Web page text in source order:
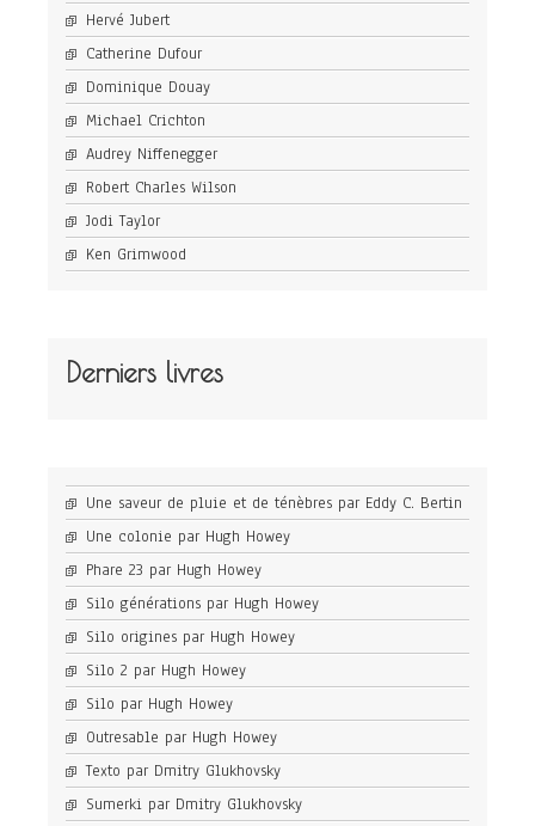
Hervé Jubert
Catherine Dufour
Dominique Douay
Michael Crichton
Audrey Niffenegger
Robert Charles Wilson
Jodi Taylor
Ken Grimwood
Derniers livres
Une saveur de pluie et de ténèbres par Eddy C. Bertin
Une colonie par Hugh Howey
Phare 23 par Hugh Howey
Silo générations par Hugh Howey
Silo origines par Hugh Howey
Silo 2 par Hugh Howey
Silo par Hugh Howey
Outresable par Hugh Howey
Texto par Dmitry Glukhovsky
Sumerki par Dmitry Glukhovsky